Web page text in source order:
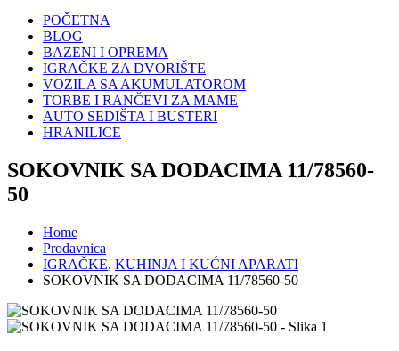
POČETNA
BLOG
BAZENI I OPREMA
IGRAČKE ZA DVORIŠTE
VOZILA SA AKUMULATOROM
TORBE I RANČEVI ZA MAME
AUTO SEDIŠTA I BUSTERI
HRANILICE
SOKOVNIK SA DODACIMA 11/78560-
50
Home
Prodavnica
IGRAČKE, KUHINJA I KUĆNI APARATI
SOKOVNIK SA DODACIMA 11/78560-50